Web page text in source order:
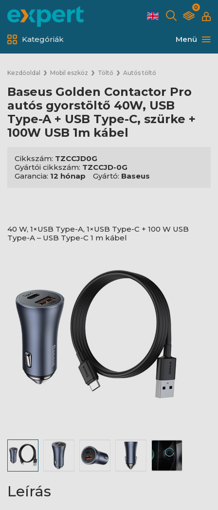
0
Menü
Kategóriák
Kezdőoldal Mobil eszköz Töltő Autós töltő
Baseus Golden Contactor Pro
autós gyorstöltő 40W, USB
Type-A + USB Type-C, szürke +
100W USB 1m kábel
Cikkszám: TZCCJD0G
Gyártói cikkszám: TZCCJD-0G
Garancia: 12 hónap Gyártó: Baseus
40 W, 1×USB Type-A, 1×USB Type-C + 100 W USB
Type-A – USB Type-C 1 m kábel
Leírás